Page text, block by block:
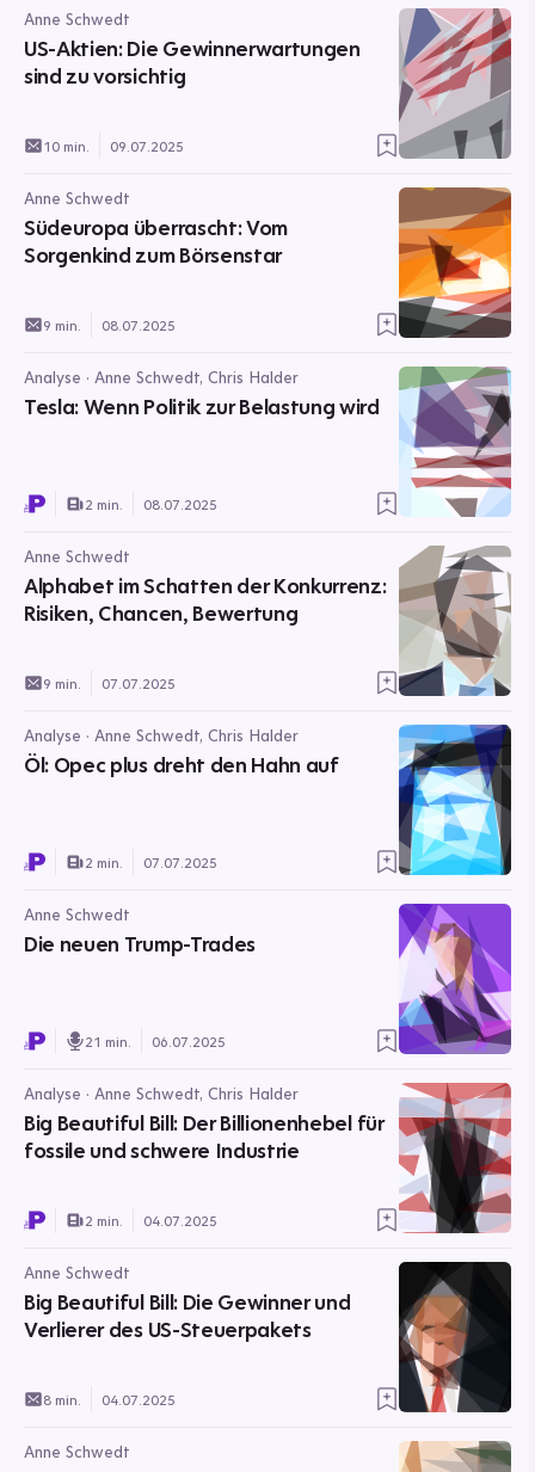
Anne Schwedt
US-Aktien: Die Gewinnerwartungen
sind zu vorsichtig
10 min. 09.07.2025
Anne Schwedt
Südeuropa überrascht: Vom
Sorgenkind zum Börsenstar
9 min. 08.07.2025
Analyse · Anne Schwedt, Chris Halder
Tesla: Wenn Politik zur Belastung wird
2 min. 08.07.2025
Anne Schwedt
Alphabet im Schatten der Konkurrenz:
Risiken, Chancen, Bewertung
9 min. 07.07.2025
Analyse · Anne Schwedt, Chris Halder
Öl: Opec plus dreht den Hahn auf
2 min. 07.07.2025
Anne Schwedt
Die neuen Trump-Trades
21 min. 06.07.2025
Analyse · Anne Schwedt, Chris Halder
Big Beautiful Bill: Der Billionenhebel für
fossile und schwere Industrie
2 min. 04.07.2025
Anne Schwedt
Big Beautiful Bill: Die Gewinner und
Verlierer des US-Steuerpakets
8 min. 04.07.2025
Anne Schwedt